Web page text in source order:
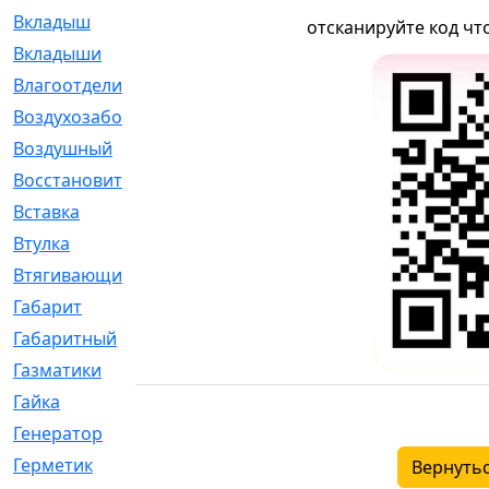
Вкладыш
Вкладыши
Влагоотделитель
Воздухозаборник
Воздушный
Восстановительный
Вставка
Втулка
Втягивающий
Габарит
Габаритный
Газматики
Гайка
Генератор
Герметик
отсканируйте код